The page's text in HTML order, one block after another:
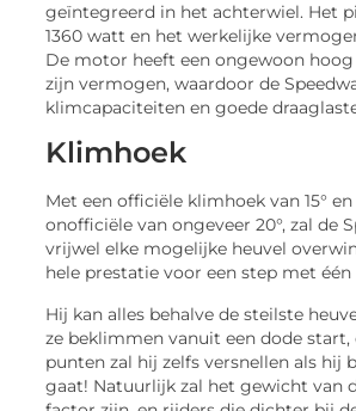
geïntegreerd in het achterwiel. Het
1360 watt en het werkelijke
De motor heeft een ongewoon
zijn vermogen, waardoor de
klimcapaciteiten en goede
Klimhoek
Met een officiële klimhoek van 15°
onofficiële van ongeveer 20°, zal de
vrijwel elke mogelijke heuvel
hele prestatie voor een step met
Hij kan alles behalve de steilste
ze beklimmen vanuit een dode
punten zal hij zelfs versnellen als hij
gaat! Natuurlijk zal het gewicht van